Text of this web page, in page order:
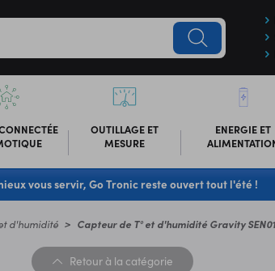
OUTILLAGE ET
MESURE
ENERGIE ET
vous servir, Go Tronic reste ouvert tout l'été !
d'humidité Capteur de T° et d'humidité Gravity
Retour à la catégorie